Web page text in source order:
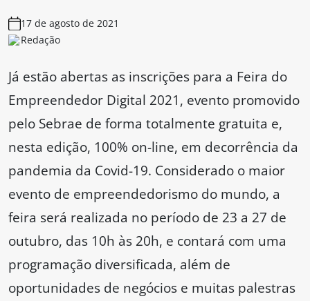
17 de agosto de 2021
Redação
Já estão abertas as inscrições para a Feira do
Empreendedor Digital 2021, evento promovido
pelo Sebrae de forma totalmente gratuita e,
nesta edição, 100% on-line, em decorrência da
pandemia da Covid-19. Considerado o maior
evento de empreendedorismo do mundo, a
feira será realizada no período de 23 a 27 de
outubro, das 10h às 20h, e contará com uma
programação diversificada, além de
oportunidades de negócios e muitas palestras